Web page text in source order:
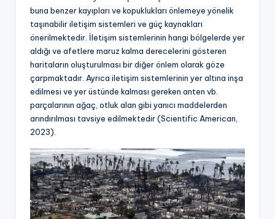
buna benzer kayıpları ve kopuklukları önlemeye yönelik
taşınabilir iletişim sistemleri ve güç kaynakları
önerilmektedir. İletişim sistemlerinin hangi bölgelerde yer
aldığı ve afetlere maruz kalma derecelerini gösteren
haritaların oluşturulması bir diğer önlem olarak göze
çarpmaktadır. Ayrıca iletişim sistemlerinin yer altına inşa
edilmesi ve yer üstünde kalması gereken anten vb.
parçalarının ağaç, otluk alan gibi yanıcı maddelerden
arındırılması tavsiye edilmektedir (Scientific American,
2023).